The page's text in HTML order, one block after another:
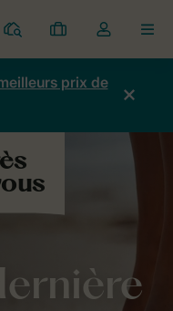
Parcs
Mes
réservations
Toggle
the
my
account
prix de